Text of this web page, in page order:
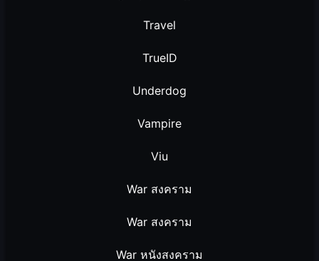
Travel
TrueID
Underdog
Vampire
Viu
War สงคราม
War สงคราม
War หนังสงคราม